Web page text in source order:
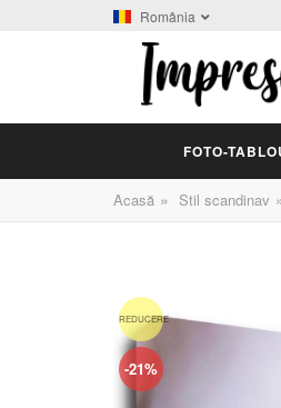
România
FOTO-
Acasă » Stil scandinav
REDUCERE
-21%